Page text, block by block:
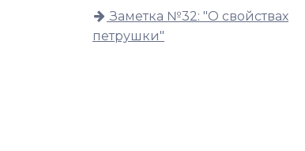
Заметка №32: "О свойствах
петрушки"